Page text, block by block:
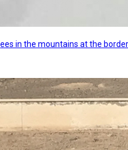
in the mountains at the